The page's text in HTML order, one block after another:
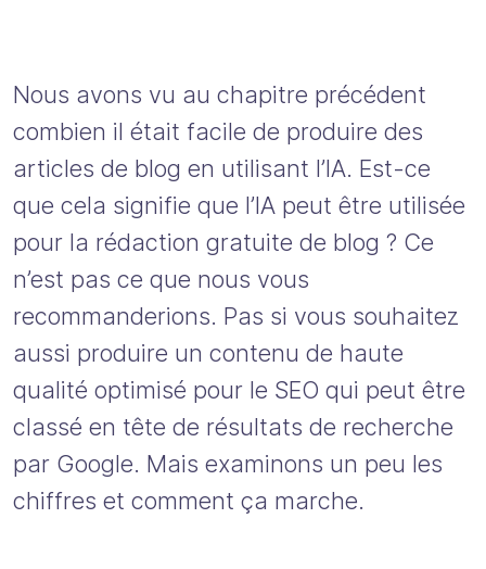
Nous avons vu au chapitre précédent
combien il était facile de produire des
articles de blog en utilisant l’IA. Est-ce
que cela signifie que l’IA peut être utilisée
pour la rédaction gratuite de blog ? Ce
n’est pas ce que nous vous
recommanderions. Pas si vous souhaitez
aussi produire un contenu de haute
qualité optimisé pour le SEO qui peut être
classé en tête de résultats de recherche
par Google. Mais examinons un peu les
chiffres et comment ça marche.